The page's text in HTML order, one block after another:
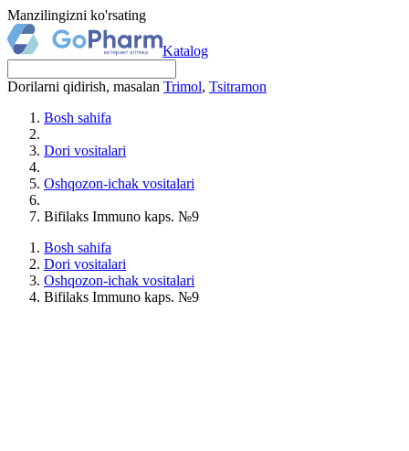
Manzilingizni ko'rsating
Katalog
Dorilarni qidirish, masalan Trimol, Tsitramon
Bosh sahifa
Dori vositalari
Oshqozon-ichak vositalari
Bifilaks Immuno kaps. №9
Bosh sahifa
Dori vositalari
Oshqozon-ichak vositalari
Bifilaks Immuno kaps. №9